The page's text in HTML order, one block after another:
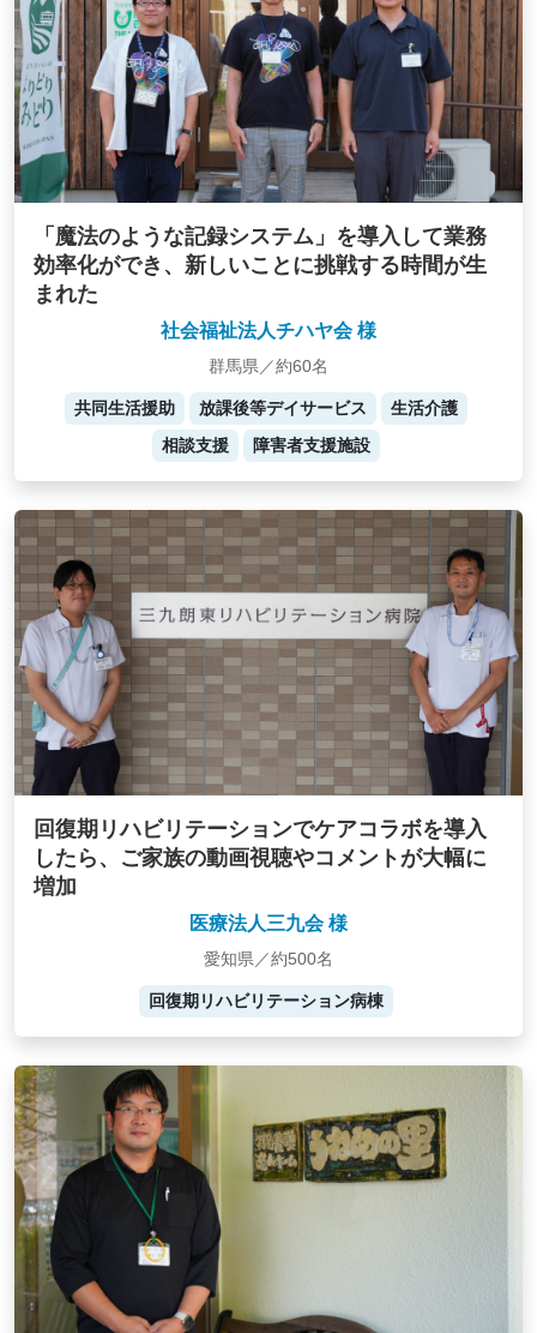
「魔法のような記録システム」を導入して業務
効率化ができ、新しいことに挑戦する時間が生
まれた
社会福祉法人チハヤ会 様
群馬県／約60名
共同生活援助 放課後等デイサービス
生活介護
相談支援
障害者支援施設
回復期リハビリテーションでケアコラボを導入
したら、ご家族の動画視聴やコメントが大幅に
増加
医療法人三九会 様
愛知県／約500名
回復期リハビリテーション病棟